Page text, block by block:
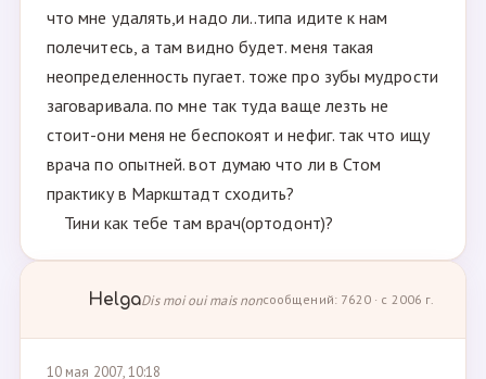
что мне удалять,и надо ли..типа идите к нам
полечитесь, а там видно будет. меня такая
неопределенность пугает. тоже про зубы мудрости
заговаривала. по мне так туда ваще лезть не
стоит-они меня не беспокоят и нефиг. так что ищу
врача по опытней. вот думаю что ли в Стом
практику в Маркштадт сходить?
Тини как тебе там врач(ортодонт)?
HelgaDis moi oui mais nonсообщений: 7620 · с 2006 г.
10 мая 2007, 10:18